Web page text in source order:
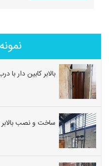
بالابر کابین دار
ساخت و نصب بالابر